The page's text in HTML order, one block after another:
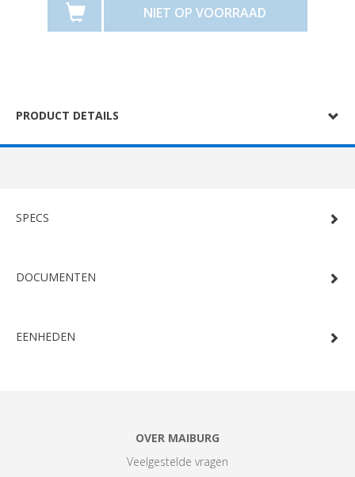
NIET OP VOORRAAD
PRODUCT DETAILS
SPECS
DOCUMENTEN
EENHEDEN
OVER MAIBURG
Veelgestelde vragen